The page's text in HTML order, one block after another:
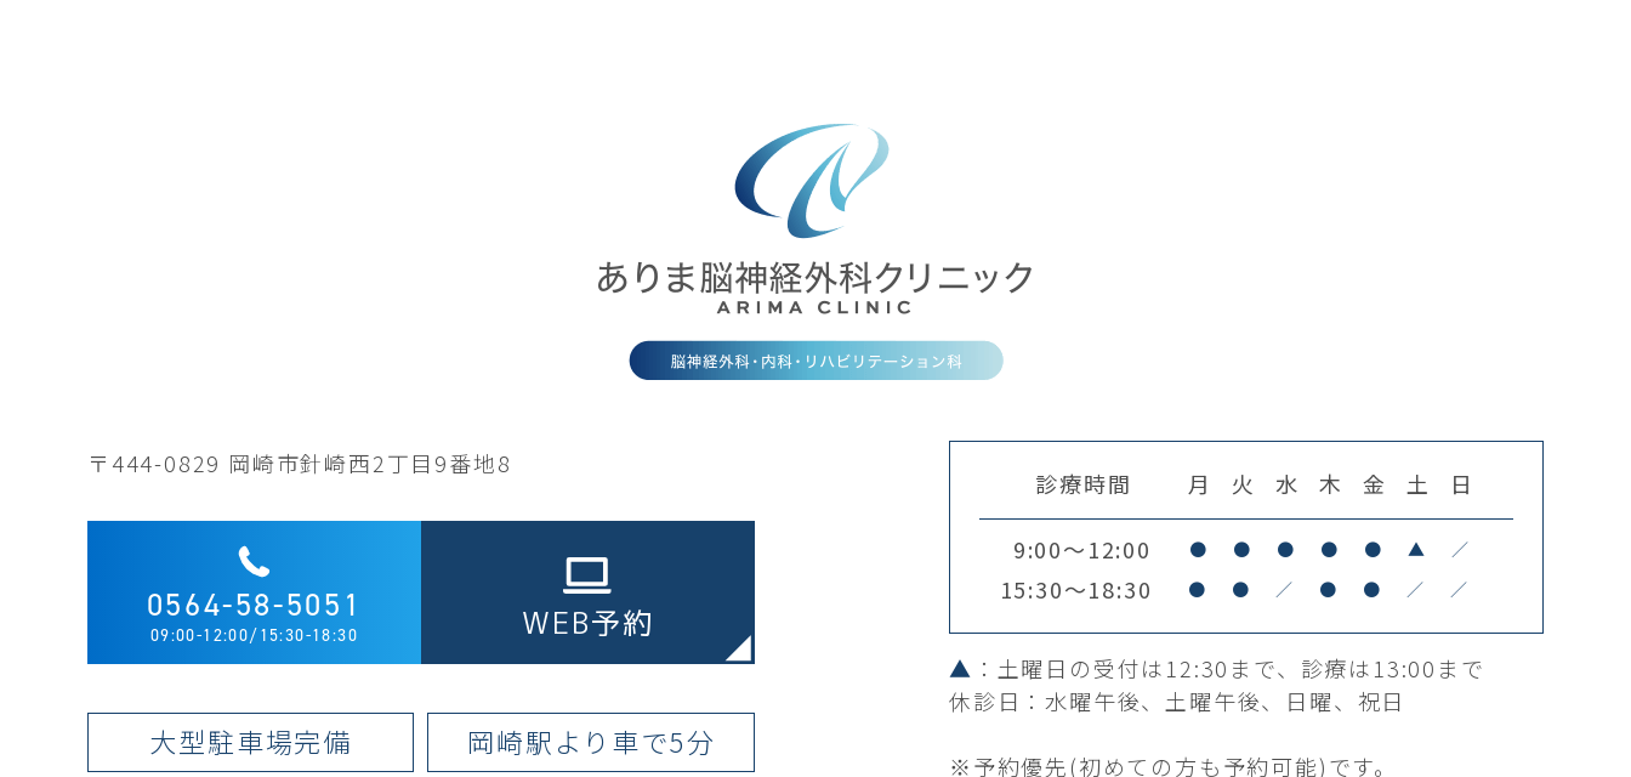
〒444-0829 岡崎市針崎西2丁目9番地8
0564-58-5051
09:00-12:00/15:30-18:30 WEB予約
大型駐車場完備 岡崎駅より車で5分
診療時間 月 火 水 木 金 土 日
9:00～12:00 ● ● ● ● ● ▲ ／
15:30～18:30 ● ● ／ ● ● ／ ／
▲ ：土曜日の受付は12:30まで、診療は13:00まで
休診日：水曜午後、土曜午後、日曜、祝日
※予約優先(初めての方も予約可能)です。